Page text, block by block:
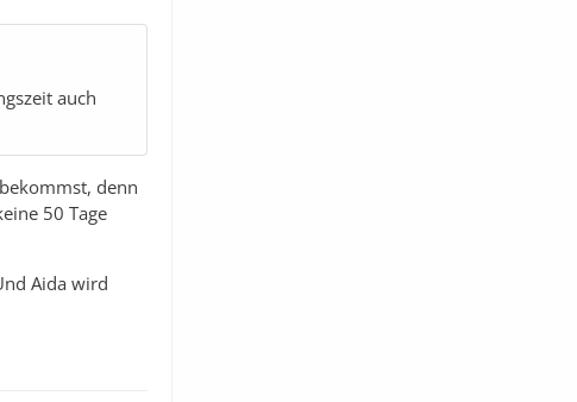
auch
denn
50 Tage
Aida wird